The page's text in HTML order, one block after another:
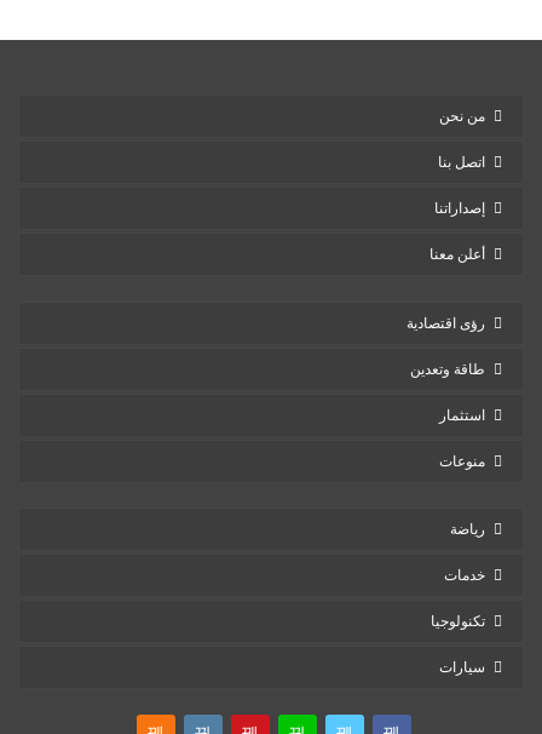
من نحن
اتصل بنا
إصداراتنا
أعلن معنا
رؤى اقتصادية
طاقة وتعدين
استثمار
منوعات
رياضة
خدمات
تكنولوجيا
سيارات